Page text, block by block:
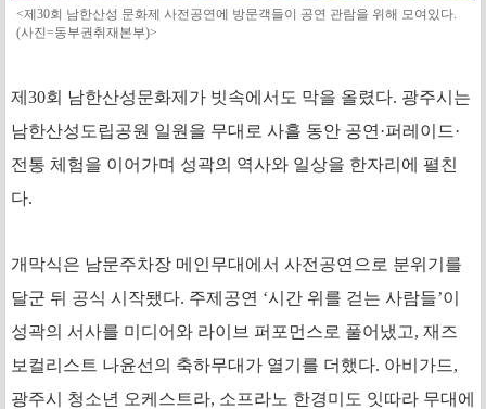
<제30회 남한산성 문화제 사전공연에 방문객들이 공연 관람을 위해 모여있다.
(사진=동부권취재본부)>
제30회 남한산성문화제가 빗속에서도 막을 올렸다. 광주시는
남한산성도립공원 일원을 무대로 사흘 동안 공연·퍼레이드·
전통 체험을 이어가며 성곽의 역사와 일상을 한자리에 펼친
다.
개막식은 남문주차장 메인무대에서 사전공연으로 분위기를
달군 뒤 공식 시작됐다. 주제공연 ‘시간 위를 걷는 사람들’이
성곽의 서사를 미디어와 라이브 퍼포먼스로 풀어냈고, 재즈
보컬리스트 나윤선의 축하무대가 열기를 더했다. 아비가드,
광주시 청소년 오케스트라, 소프라노 한경미도 잇따라 무대에